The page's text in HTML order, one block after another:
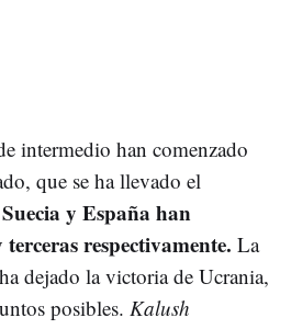
intermedio han comenzado
que se ha llevado el
Suecia y España han
respectivamente. La
dejado la victoria de Ucrania,
posibles. Kalush